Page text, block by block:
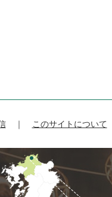
このサイトについて